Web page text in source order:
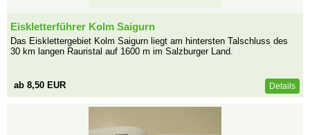
Eiskletterführer Kolm Saigurn
Das Eisklettergebiet Kolm Saigurn liegt am hintersten Talschluss des
30 km langen Rauristal auf 1600 m im Salzburger Land.
ab 8,50 EUR Details